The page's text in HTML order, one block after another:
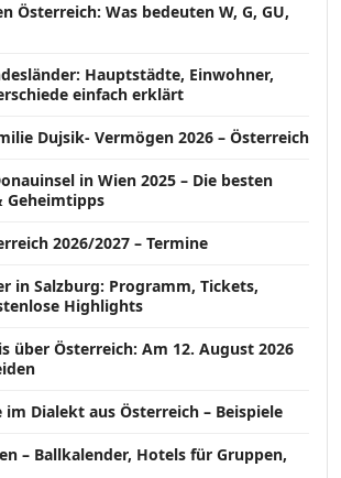
Österreich: Was bedeuten W, G, GU,
Hauptstädte, Einwohner,
einfach erklärt
Dujsik- Vermögen 2026 – Österreich
in Wien 2025 – Die besten
Geheimtipps
2026/2027 – Termine
in Salzburg: Programm, Tickets,
Highlights
über Österreich: Am 12. August 2026
im Dialekt aus Österreich – Beispiele
– Ballkalender, Hotels für Gruppen,